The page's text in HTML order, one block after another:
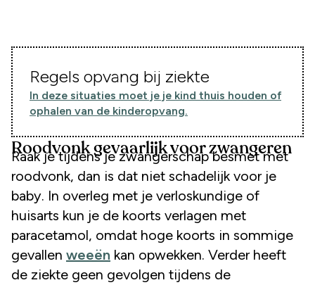
Regels opvang bij ziekte
In deze situaties moet je je kind thuis houden of
ophalen van de kinderopvang.
Roodvonk gevaarlijk voor zwangeren
Raak je tijdens je zwangerschap besmet met
roodvonk, dan is dat niet schadelijk voor je
baby. In overleg met je verloskundige of
huisarts kun je de koorts verlagen met
paracetamol, omdat hoge koorts in sommige
gevallen weeën kan opwekken. Verder heeft
de ziekte geen gevolgen tijdens de